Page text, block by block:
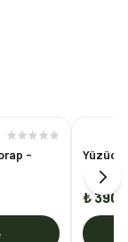
-
Yüzücü
₺